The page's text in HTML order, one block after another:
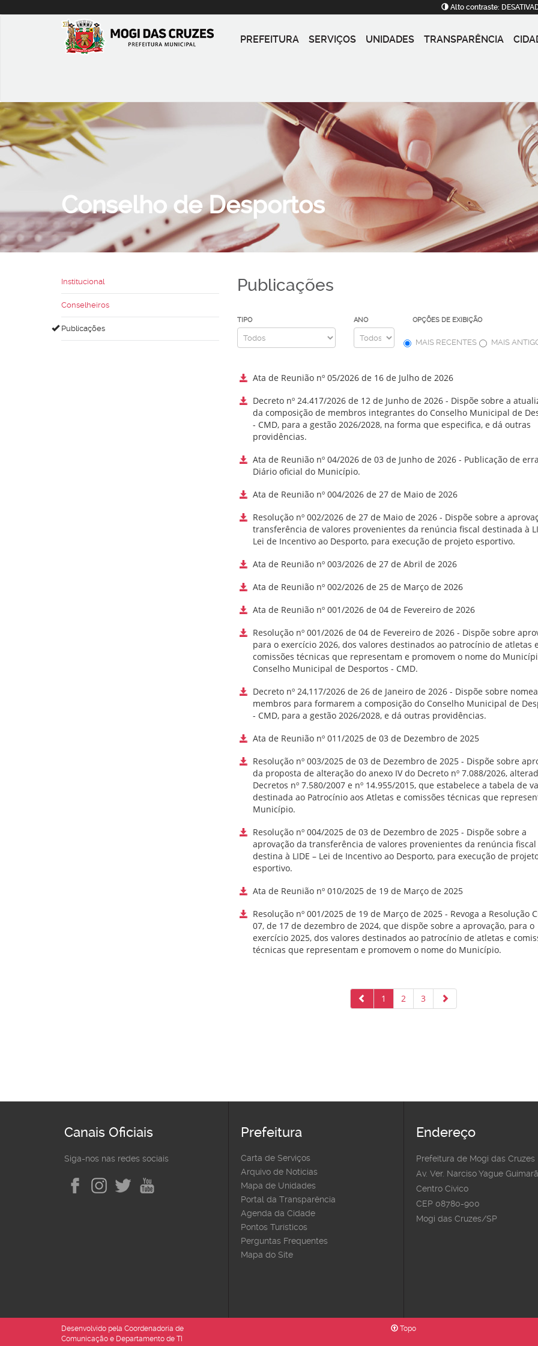
Alto contraste:
PREFEITURA SERVIÇOS UNIDADES TRANSPARÊNCIA
Conselho de Desportos
Institucional
Conselheiros
Publicações
Publicações
TIPO ANO OPÇÕES DE EXIBIÇÃO
MAIS RECENTES MAIS
Ata de Reunião nº 05/2026 de 16 de Julho de 2026
Decreto nº 24.417/2026 de 12 de Junho de 2026 - Dispõe sobre a
da composição de membros integrantes do Conselho Municipal de
- CMD, para a gestão 2026/2028, na forma que especifica, e dá outras
providências.
Ata de Reunião nº 04/2026 de 03 de Junho de 2026 - Publicação de
Diário oficial do Município.
Ata de Reunião nº 004/2026 de 27 de Maio de 2026
Resolução nº 002/2026 de 27 de Maio de 2026 - Dispõe sobre a
transferência de valores provenientes da renúncia fiscal destinada à
Lei de Incentivo ao Desporto, para execução de projeto esportivo.
Ata de Reunião nº 003/2026 de 27 de Abril de 2026
Ata de Reunião nº 002/2026 de 25 de Março de 2026
Ata de Reunião nº 001/2026 de 04 de Fevereiro de 2026
Resolução nº 001/2026 de 04 de Fevereiro de 2026 - Dispõe sobre
para o exercício 2026, dos valores destinados ao patrocínio de atletas e
comissões técnicas que representam e promovem o nome do
Conselho Municipal de Desportos - CMD.
Decreto nº 24,117/2026 de 26 de Janeiro de 2026 - Dispõe sobre
membros para formarem a composição do Conselho Municipal de
- CMD, para a gestão 2026/2028, e dá outras providências.
Ata de Reunião nº 011/2025 de 03 de Dezembro de 2025
Resolução nº 003/2025 de 03 de Dezembro de 2025 - Dispõe sobre
da proposta de alteração do anexo IV do Decreto nº 7.088/2026,
Decretos nº 7.580/2007 e nº 14.955/2015, que estabelece a tabela de
destinada ao Patrocínio aos Atletas e comissões técnicas que
Município.
Resolução nº 004/2025 de 03 de Dezembro de 2025 - Dispõe sobre a
aprovação da transferência de valores provenientes da renúncia fiscal
destina à LIDE – Lei de Incentivo ao Desporto, para execução de
esportivo.
Ata de Reunião nº 010/2025 de 19 de Março de 2025
Resolução nº 001/2025 de 19 de Março de 2025 - Revoga a Resolução
07, de 17 de dezembro de 2024, que dispõe sobre a aprovação, para o
exercício 2025, dos valores destinados ao patrocínio de atletas e
técnicas que representam e promovem o nome do Município.
1 2 3
Canais Oficiais
Siga-nos nas redes sociais
Prefeitura
Carta de Serviços
Arquivo de Notícias
Mapa de Unidades
Portal da Transparência
Agenda da Cidade
Pontos Turísticos
Perguntas Frequentes
Mapa do Site
Endereço
Prefeitura de Mogi das Cruzes
Av. Ver. Narciso Yague
Centro Cívico
CEP 08780-900
Mogi das Cruzes/SP
Desenvolvido pela Coordenadoria de
Comunicação e Departamento de TI
Topo